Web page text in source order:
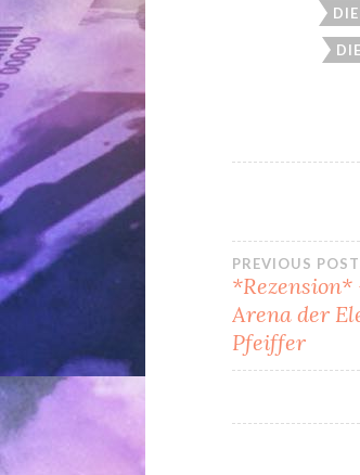
PREVIOUS POST
*Rezension*
Arena der
Pfeiffer